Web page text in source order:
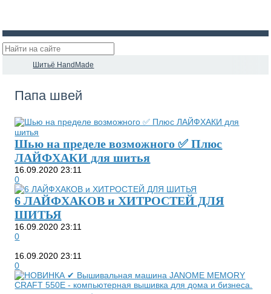
Шитьё HandMade
Папа швей
Шью на пределе возможного ✅ Плюс
ЛАЙФХАКИ для шитья
16.09.2020 23:11
0
6 ЛАЙФХАКОВ и ХИТРОСТЕЙ ДЛЯ
ШИТЬЯ
16.09.2020 23:11
0
16.09.2020 23:11
0